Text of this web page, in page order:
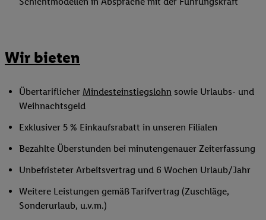
Wir bieten
Übertariflicher Mindesteinstiegslohn sowie Urlaubs- und
Weihnachtsgeld
Exklusiver 5 % Einkaufsrabatt in unseren Filialen
Bezahlte Überstunden bei minutengenauer Zeiterfassung
Unbefristeter Arbeitsvertrag und 6 Wochen Urlaub/Jahr
Weitere Leistungen gemäß Tarifvertrag (Zuschläge,
Sonderurlaub, u.v.m.)